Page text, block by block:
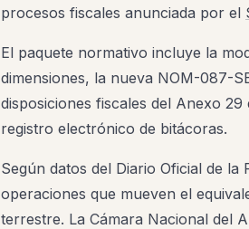
procesos fiscales anunciada por el
El paquete normativo incluye la
dimensiones, la nueva NOM-087-
disposiciones fiscales del Anexo
registro electrónico de bitácoras.
Según datos del Diario Oficial de
operaciones que mueven el
terrestre. La Cámara Nacional del